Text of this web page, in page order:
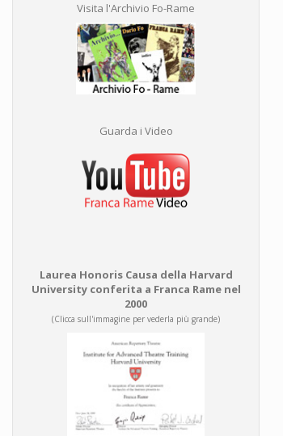
Visita l'Archivio Fo-Rame
Guarda i Video
Laurea Honoris Causa della Harvard
University conferita a Franca Rame nel
2000
(Clicca sull'immagine per vederla più grande)